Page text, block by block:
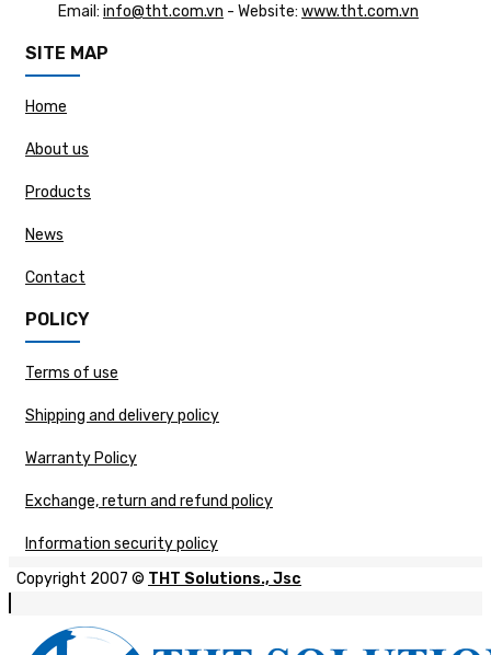
Email: info@tht.com.vn - Website: www.tht.com.vn
SITE MAP
Home
About us
Products
News
Contact
POLICY
Terms of use
Shipping and delivery policy
Warranty Policy
Exchange, return and refund policy
Information security policy
Copyright 2007 © THT Solutions., Jsc